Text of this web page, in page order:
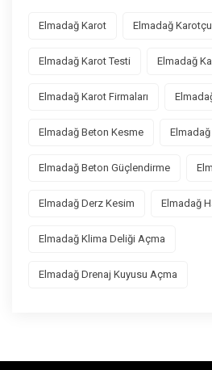
Elmadağ Karot Elmadağ Karotçu
Elmadağ Karot Testi Elmadağ
Elmadağ Karot Firmaları
Elmadağ Beton Kesme
Elmadağ Beton Güçlendirme
Elmadağ Derz Kesim Elmadağ
Elmadağ Klima Deliği Açma
Elmadağ Drenaj Kuyusu Açma